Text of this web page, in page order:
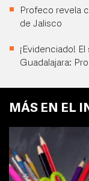
Profeco revela
de Jalisco
¡Evidenciado!
Guadalajara:
MÁS EN EL